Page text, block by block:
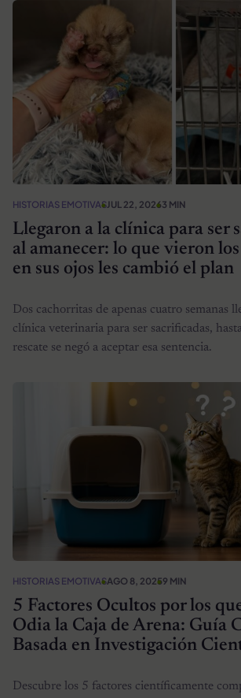
HISTORIAS EMOTIVASJUL 22, 20263 MIN
Llegaron a la clínica para ser
al amanecer: lo que vieron
en sus ojos les cambió el plan
Dos cachorritas de apenas cuatro semanas
clínica veterinaria para ser sacrificadas,
rescate se negó a aceptar esa sentencia.
HISTORIAS EMOTIVASAGO 8, 20259 MIN
5 Factores Ocultos por los
Odia la Caja de Arena: Guía
Basada en Investigación
Descubre los 5 factores científicamente